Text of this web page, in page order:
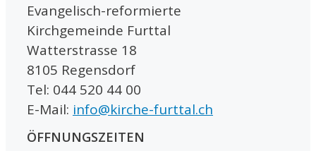
Evangelisch-reformierte
Kirchgemeinde Furttal
Watterstrasse 18
8105 Regensdorf
Tel: 044 520 44 00
E-Mail: info@kirche-furttal.ch
ÖFFNUNGSZEITEN